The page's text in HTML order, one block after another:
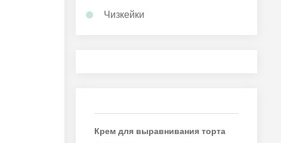
Чизкейки
Крем для выравнивания торта